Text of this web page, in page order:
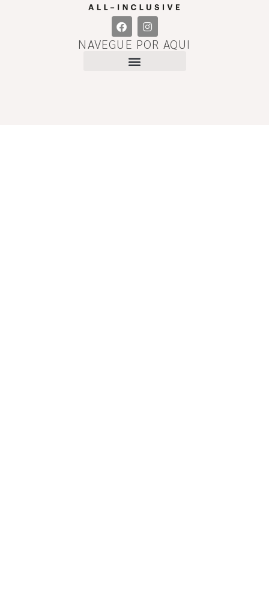
NAVEGUE POR AQUI